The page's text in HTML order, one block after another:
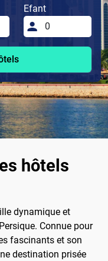
Efant
hôtels
dynamique et
Connue pour
fascinants et son
destination prisée